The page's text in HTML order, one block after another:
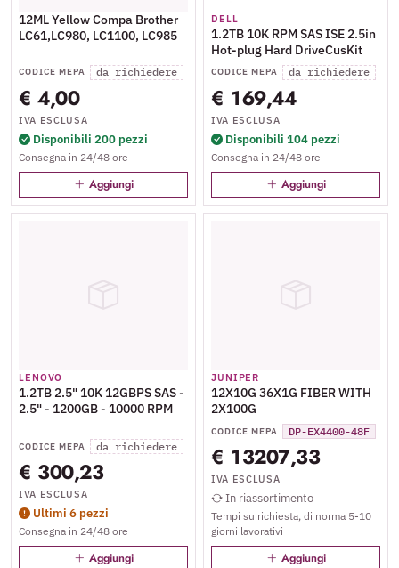
12ML Yellow Compa Brother
LC61,LC980, LC1100, LC985
CODICE MEPA da richiedere
€ 4,00
IVA ESCLUSA
Disponibili 200 pezzi
Consegna in 24/48 ore
Aggiungi
DELL
1.2TB 10K RPM SAS ISE 2.5in
Hot-plug Hard DriveCusKit
CODICE MEPA da richiedere
€ 169,44
IVA ESCLUSA
Disponibili 104 pezzi
Consegna in 24/48 ore
Aggiungi
LENOVO
1.2TB 2.5" 10K 12GBPS SAS -
2.5" - 1200GB - 10000 RPM
CODICE MEPA da richiedere
€ 300,23
IVA ESCLUSA
Ultimi 6 pezzi
Consegna in 24/48 ore
Aggiungi
JUNIPER
12X10G 36X1G FIBER WITH
2X100G
CODICE MEPA DP-EX4400-48F
€ 13207,33
IVA ESCLUSA
In riassortimento
Tempi su richiesta, di norma 5-10
giorni lavorativi
Aggiungi